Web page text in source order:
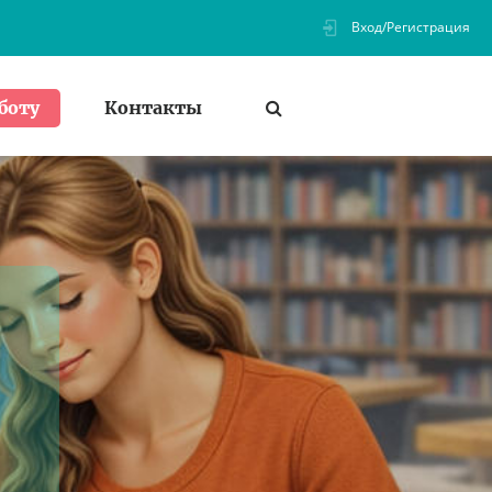
Вход/Регистрация
Контакты